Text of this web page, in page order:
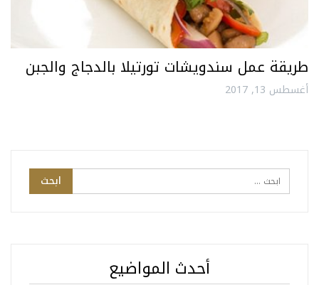
طريقة عمل سندويشات تورتيلا بالدجاج والجبن
أغسطس 13, 2017
أحدث المواضيع